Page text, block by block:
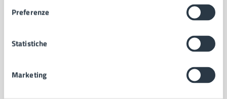
Preferenze
Statistiche
Marketing
Documenti e dati
Ambiente
Anagrafe e stato civile